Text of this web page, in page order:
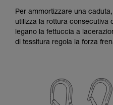
Per ammortizzare una
utilizza la rottura consecutiva
legano la fettuccia a
di tessitura regola la forza